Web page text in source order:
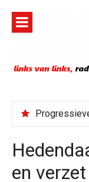
inhoud
en